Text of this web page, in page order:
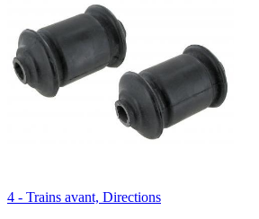
4 - Trains avant, Directions